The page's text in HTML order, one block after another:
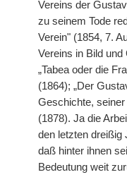
Vereins der
zu seinem Tode
Verein" (1854, 7.
Vereins in Bild
„Tabea oder die
(1864); „Der
Geschichte,
(1878). Ja die
den letzten dreißig
daß hinter ihnen
Bedeutung weit